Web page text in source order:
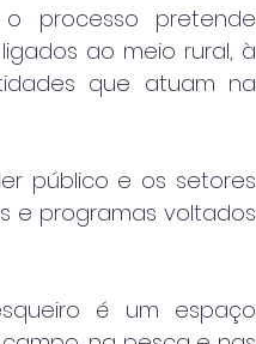
processo pretende
ao meio rural, à
que atuam na
público e os setores
e programas voltados
é um espaço